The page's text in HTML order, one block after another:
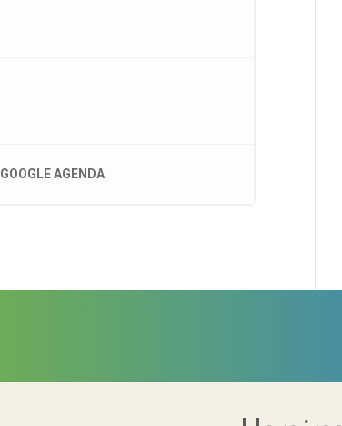
AGENDA